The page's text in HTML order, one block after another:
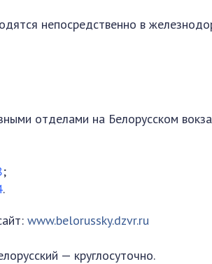
непосредственно в
отделами на Белорусском
;
.
www.belorussky.dzvr.ru
— круглосуточно.